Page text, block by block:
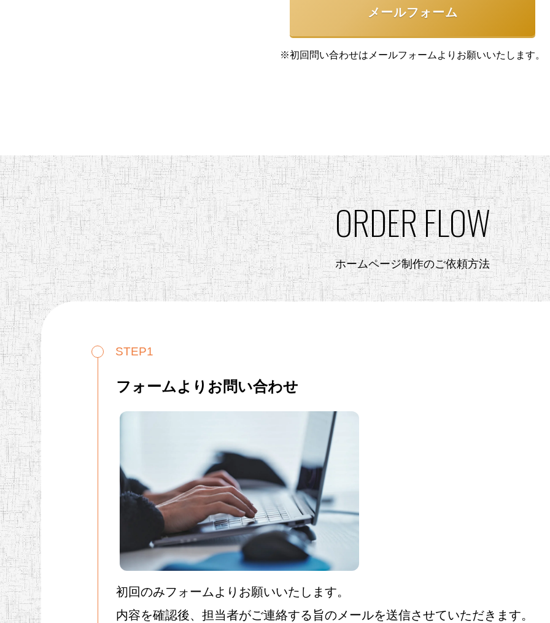
メールフォーム
※初回問い合わせはメールフォームより お願いいたします。
ORDER FLOW
ホームページ制作のご依頼方法
STEP1
フォームよりお問い合わせ
初回のみフォームよりお願いいたします。
内容を確認後、担当者がご連絡する旨のメールを送信させていただきます。